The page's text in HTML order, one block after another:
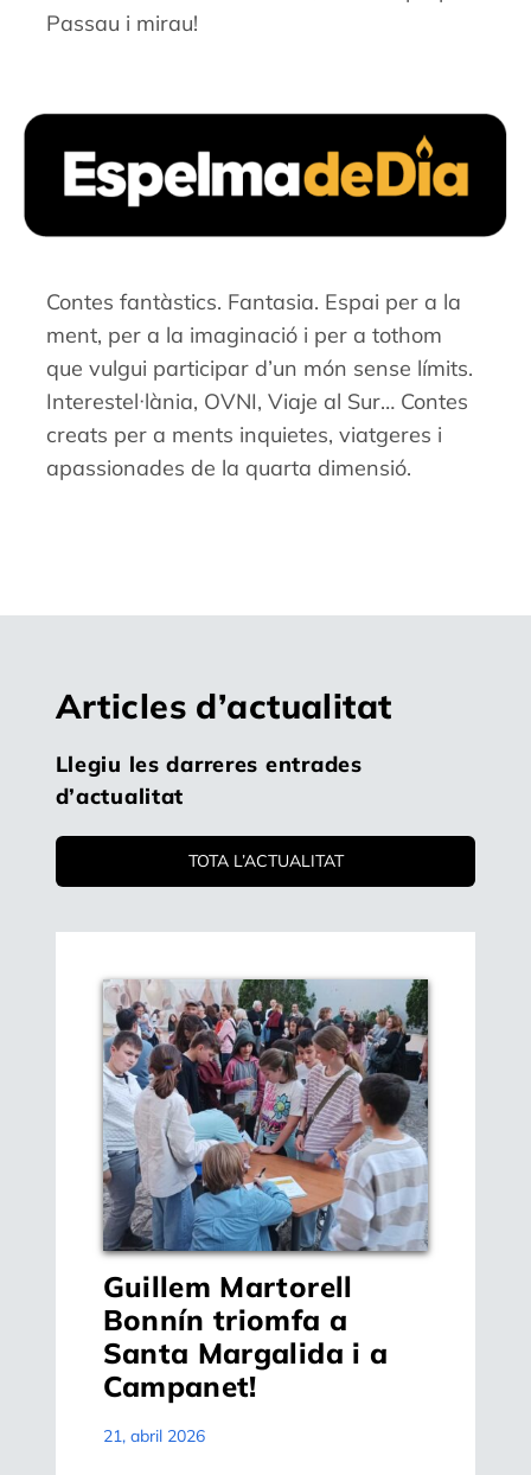
Passau i mirau!
Contes fantàstics. Fantasia. Espai per a la
ment, per a la imaginació i per a tothom
que vulgui participar d’un món sense límits.
Interestel·lània, OVNI, Viaje al Sur… Contes
creats per a ments inquietes, viatgeres i
apassionades de la quarta dimensió.
Articles d’actualitat
Llegiu les darreres entrades
d’actualitat
TOTA L’ACTUALITAT
Guillem Martorell
Bonnín triomfa a
Santa Margalida i a
Campanet!
21, abril 2026